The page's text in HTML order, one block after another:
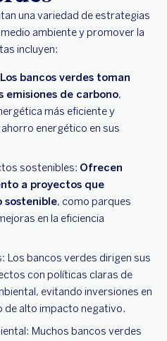
una variedad de estrategias
ambiente y promover la
incluyen:
Los bancos verdes toman
emisiones de carbono,
más eficiente y
energético en sus
sostenibles: Ofrecen
a proyectos que
sostenible, como parques
en la eficiencia
Los bancos verdes dirigen sus
con políticas claras de
evitando inversiones en
de alto impacto negativo.
Muchos bancos verdes